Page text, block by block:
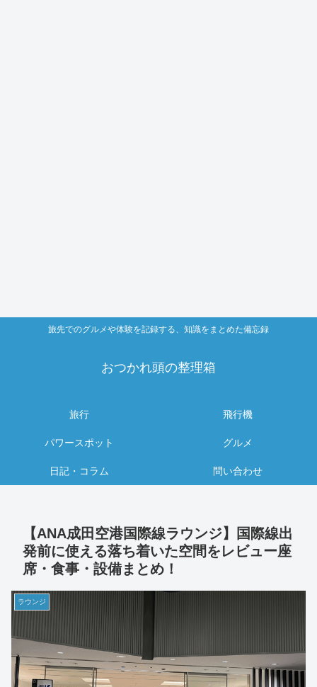
旅先でのグルメや体験を記録する、知識をまとめた備忘録
おつかれ頭の整理箱
旅行 飛行機
パワースポット グルメ
日記・コラム 問い合わせ
【ANA成田空港国際線ラウンジ】国際線出
発前に使える落ち着いた空間をレビュー座
席・食事・設備まとめ！
ラウンジ